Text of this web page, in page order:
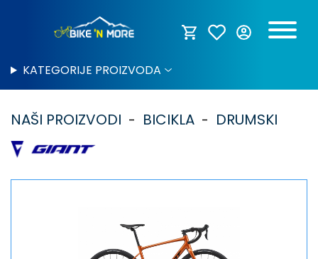
KATEGORIJE PROIZVODA
NAŠI PROIZVODI BICIKLA DRUMSKI